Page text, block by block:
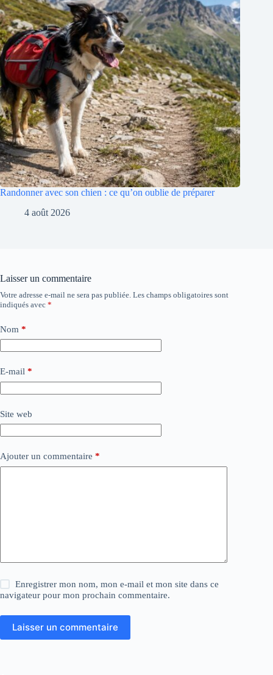
Randonner avec son chien : ce qu’on oublie de préparer
4 août 2026
Laisser un commentaire
Votre adresse e-mail ne sera pas publiée. Les champs obligatoires sont
indiqués avec *
Nom *
E-mail *
Site web
Ajouter un commentaire *
Enregistrer mon nom, mon e-mail et mon site dans ce
navigateur pour mon prochain commentaire.
Laisser un commentaire